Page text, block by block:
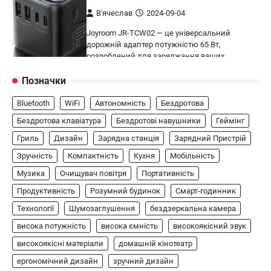
В'ячеслав 2024-09-04
Joyroom JR-TCW02 — це універсальний
дорожній адаптер потужністю 65 Вт,
розроблений для заряджання ваших
5
Бездротовий контролер 8BitDo Lite
SE 2.4G для Xbox
В'ячеслав 2024-09-03
8BitDo Lite SE 2.4G — це компактний
бездротовий контролер, розроблений
спеціально для Xbox. Завдяки своєму…
АУДІО КОЛОНКИ
Бездротова колонка LG XBOOM Go
XG2T
В'ячеслав 2024-09-07
Позначки
Bluetooth WiFi Автономність
Бездротова
Бездротова клавіатура
Бездротові навушники
Геймінг
Гриль
Дизайн Зарядна станція
Зарядний Пристрій
Зручність
Компактність Кухня
Мобільність
Музика
Очищувач повітря
Портативність
Продуктивність
Розумний будинок
Смарт-годинник
Технології
Шумозаглушення
бездзеркальна камера
висока потужність
висока ємність
високоякісний звук
високоякісні матеріали
домашній кінотеатр
ергономічний дизайн
зручний дизайн